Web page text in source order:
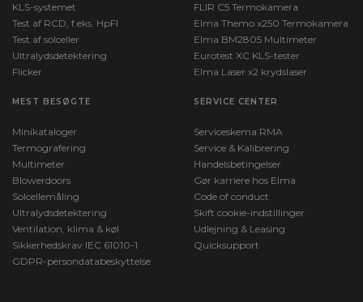
KLS-systemet
Test af RCD, f.eks. HpFI
Test af solceller
Ultralydsdetektering
Flicker
FLIR C5 Termokamera
Elma Themo x250 Termokamera
Elma BM2805 Multimeter
Eurotest XC KLS-tester
Elma Laser x2 krydslaser
MEST BESØGTE
Minikataloger
Termografering
Multimeter
Blowerdoors
Solcellemåling
Ultralydsdetektering
Ventilation, klima & køl
Sikkerhedskrav IEC 61010-1
GDPR-persondatabeskyttelse
SERVICE CENTER
Serviceskema RMA
Service & Kalibrering
Handelsbetingelser
Gør karriere hos Elma
Code of conduct
Skift cookie-indstillinger
Udlejning & Leasing
Quicksupport